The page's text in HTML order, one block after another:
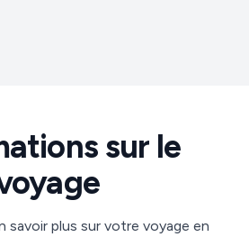
sur le
savoir plus sur votre voyage en